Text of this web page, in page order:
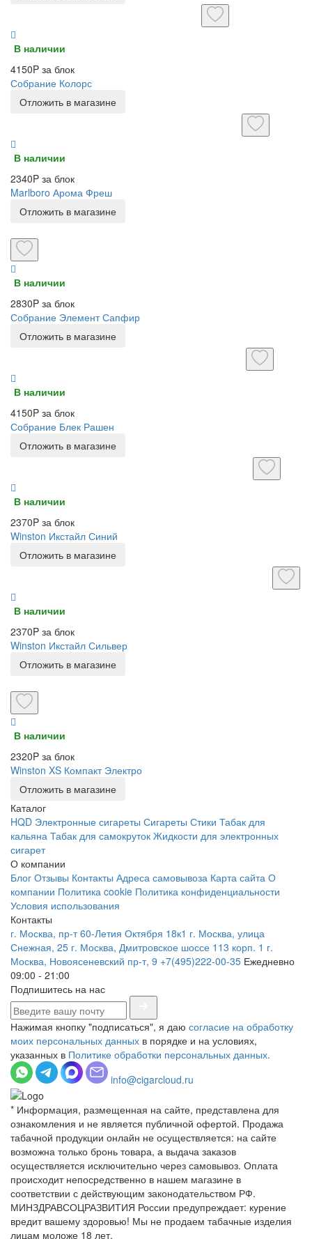
В наличии
4150P за блок
Собрание Колорс
Отложить в магазине
В наличии
2340P за блок
Marlboro Арома Фреш
Отложить в магазине
В наличии
2830P за блок
Собрание Элемент Сапфир
Отложить в магазине
В наличии
4150P за блок
Собрание Блек Рашен
Отложить в магазине
В наличии
2370P за блок
Winston Икстайл Синий
Отложить в магазине
В наличии
2370P за блок
Winston Икстайл Сильвер
Отложить в магазине
В наличии
2320P за блок
Winston XS Компакт Электро
Отложить в магазине
Каталог
HQD Электронные сигареты Сигареты Стики Табак для
кальяна Табак для самокруток Жидкости для электронных
сигарет
О компании
Блог Отзывы Контакты Адреса самовывоза Карта сайта О
компании Политика cookie Политика конфиденциальности
Условия использования
Контакты
г. Москва, пр-т 60-Летия Октября 18к1 г. Москва, улица
Снежная, 25 г. Москва, Дмитровское шоссе 113 корп. 1 г.
Москва, Новоясеневский пр-т, 9 +7(495)222-00-35 Ежедневно
09:00 - 21:00
Подпишитесь на нас
Нажимая кнопку "подписаться", я даю согласие на обработку
моих персональных данных в порядке и на условиях,
указанных в Политике обработки персональных данных.
info@cigarcloud.ru
* Информация, размещенная на сайте, представлена для
ознакомления и не является публичной офертой. Продажа
табачной продукции онлайн не осуществляется: на сайте
возможна только бронь товара, а выдача заказов
осуществляется исключительно через самовывоз. Оплата
происходит непосредственно в нашем магазине в
соответствии с действующим законодательством РФ.
МИНЗДРАВСОЦРАЗВИТИЯ России предупреждает: курение
вредит вашему здоровью! Мы не продаем табачные изделия
лицам моложе 18 лет.